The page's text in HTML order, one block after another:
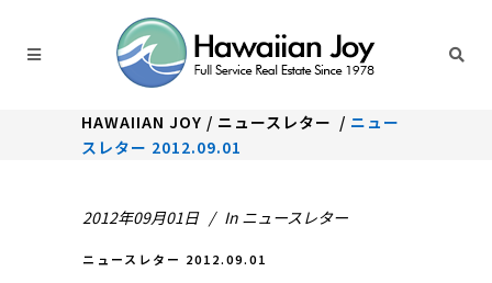
HAWAIIAN JOY / ニュースレター / ニュー
スレター 2012.09.01
2012年09月01日 In ニュースレター
ニュースレター 2012.09.01